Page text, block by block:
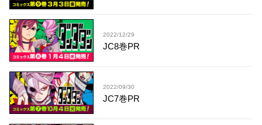
2022/12/29
JC8巻PR
2022/09/30
JC7巻PR